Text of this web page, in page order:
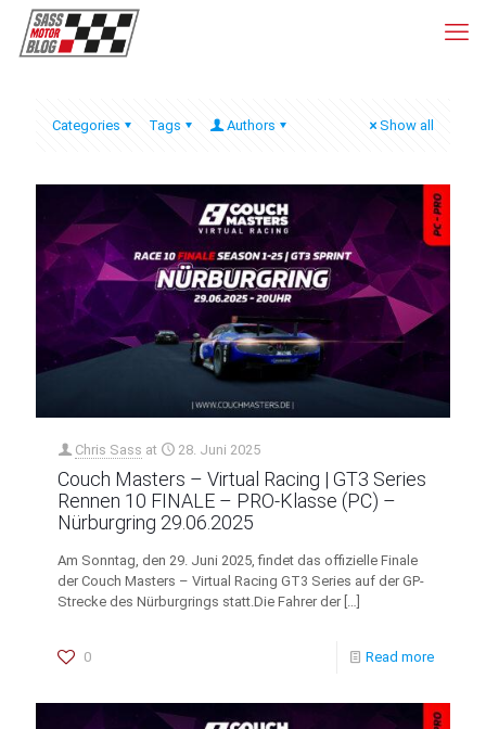
Categories Tags Authors Show all
Chris Sass at 28. Juni 2025
Couch Masters – Virtual Racing | GT3 Series
Rennen 10 FINALE – PRO-Klasse (PC) –
Nürburgring 29.06.2025
Am Sonntag, den 29. Juni 2025, findet das offizielle Finale
der Couch Masters – Virtual Racing GT3 Series auf der GP-
Strecke des Nürburgrings statt.Die Fahrer der
0 Read more